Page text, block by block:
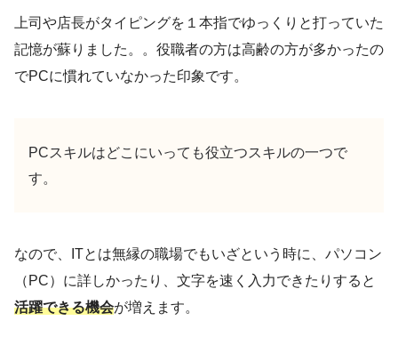
上司や店長がタイピングを１本指でゆっくりと打っていた
記憶が蘇りました。。役職者の方は高齢の方が多かったの
でPCに慣れていなかった印象です。
PCスキルはどこにいっても役立つスキルの一つで
す。
なので、ITとは無縁の職場でもいざという時に、パソコン
（PC）に詳しかったり、文字を速く入力できたりすると
活躍できる機会が増えます。